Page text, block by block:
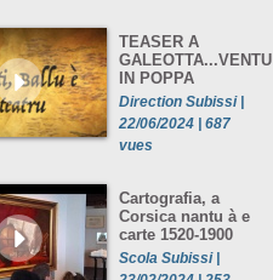
TEASER A
GALEOTTA...VENTU
IN POPPA
Direction Subissi |
22/06/2024 | 687
vues
Cartografia, a
Corsica nantu à e
carte 1520-1900
Scola Subissi |